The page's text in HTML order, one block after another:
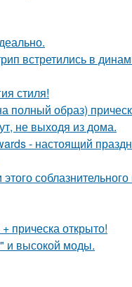
встретились в
стиля!
полный образ)
не выходя из дома.
- настоящий
прическа открыто!
и высокой моды.